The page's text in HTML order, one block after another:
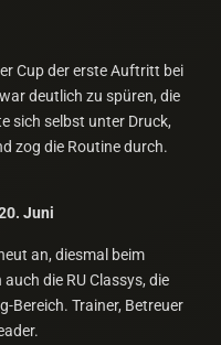
Cup der erste Auftritt bei
deutlich zu spüren, die
sich selbst unter Druck,
zog die Routine durch.
Juni
an, diesmal beim
die RU Classys, die
Bereich. Trainer, Betreuer